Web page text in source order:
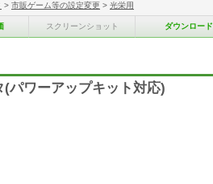
> 市販ゲーム等の設定変更 > 光栄用
スクリーンショット ダウンロード
パワーアップキット対応)